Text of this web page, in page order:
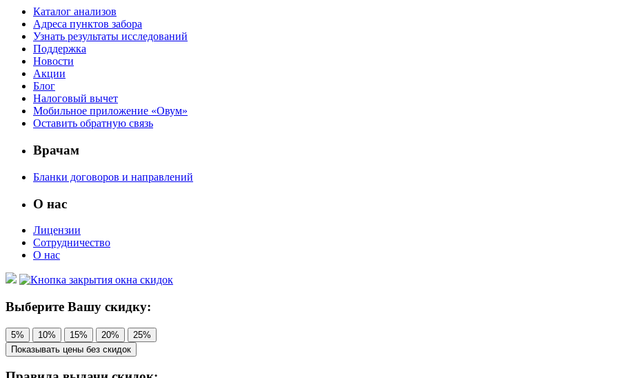
Каталог анализов
Адреса пунктов забора
Узнать результаты исследований
Поддержка
Новости
Акции
Блог
Налоговый вычет
Мобильное приложение «Овум»
Оставить обратную связь
Врачам
Бланки договоров и направлений
О нас
Лицензии
Сотрудничество
О нас
Выберите Вашу скидку:
5% 10% 15% 20%
25%
Показывать цены без скидок